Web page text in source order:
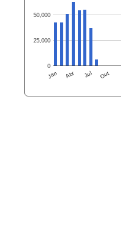
Jan Abr Jul Out
0
25,000
50,000